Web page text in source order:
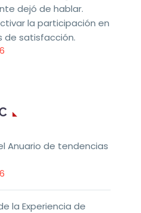
dejó de hablar.
la participación en
de satisfacción.
Anuario de tendencias
la Experiencia de